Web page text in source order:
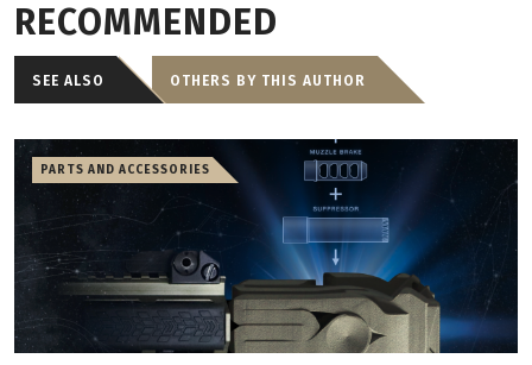
RECOMMENDED
SEE ALSO OTHERS BY THIS AUTHOR
PARTS AND ACCESSORIES